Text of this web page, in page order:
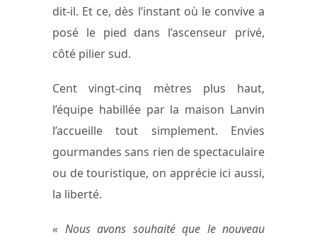
dit-il. Et ce, dès l’instant où le convive a
posé le pied dans l’ascenseur privé,
côté pilier sud.
Cent vingt-cinq mètres plus haut,
l’équipe habillée par la maison Lanvin
l’accueille tout simplement. Envies
gourmandes sans rien de spectaculaire
ou de touristique, on apprécie ici aussi,
la liberté.
« Nous avons souhaité que le nouveau